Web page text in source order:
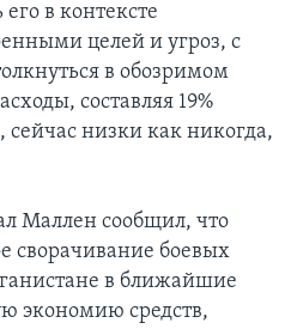
в контексте
целей и угроз, с
в обозримом
составляя 19%
низки как никогда,
Маллен сообщил, что
сворачивание боевых
в ближайшие
экономию средств,